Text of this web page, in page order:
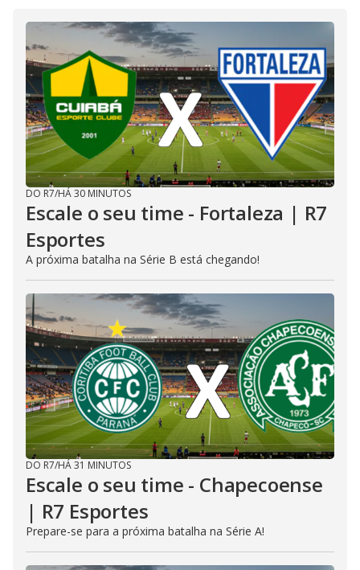
DO R7/HÁ 30 MINUTOS
Escale o seu time - Fortaleza | R7
Esportes
A próxima batalha na Série B está chegando!
DO R7/HÁ 31 MINUTOS
Escale o seu time - Chapecoense
| R7 Esportes
Prepare-se para a próxima batalha na Série A!